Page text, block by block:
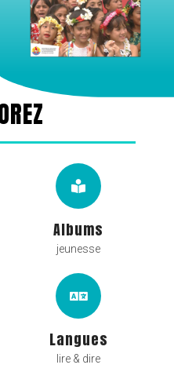
Albums
jeunesse
Langues
lire & dire